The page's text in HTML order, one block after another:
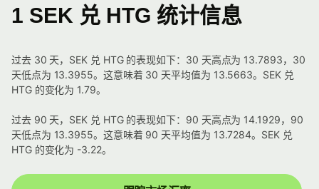
1 SEK 兑 HTG 统计信息
过去 30 天，SEK 兑 HTG 的表现如下：30 天高点为 13.7893，30
天低点为 13.3955。这意味着 30 天平均值为 13.5663。SEK 兑
HTG 的变化为 1.79。
过去 90 天，SEK 兑 HTG 的表现如下：90 天高点为 14.1929，90
天低点为 13.3955。这意味着 90 天平均值为 13.7284。SEK 兑
HTG 的变化为 -3.22。